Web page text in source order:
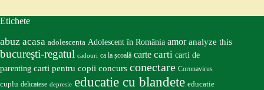
Etichete
abuz acasa adolescenta Adolescent în România amor analyze this
bucureşti-regatul cadouri ca la școală carte carti carti de
parenting carti pentru copii concurs conectare Coronavirus
cuplu delicatese depresie educatie cu blandete educatie